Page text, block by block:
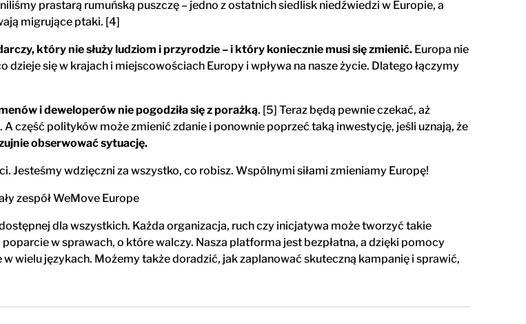
prastarą rumuńską puszczę – jedno z ostatnich siedlisk niedźwiedzi w Europie, a
migrujące ptaki. [4]
który nie służy ludziom i przyrodzie – i który koniecznie musi się zmienić. Europa nie
dzieje się w krajach i miejscowościach Europy i wpływa na nasze życie. Dlatego łączymy
i deweloperów nie pogodziła się z porażką. [5] Teraz będą pewnie czekać, aż
część polityków może zmienić zdanie i ponownie poprzeć taką inwestycję, jeśli uznają, że
obserwować sytuację.
Jesteśmy wdzięczni za wszystko, co robisz. Wspólnymi siłami zmieniamy Europę!
zespół WeMove Europe
dla wszystkich. Każda organizacja, ruch czy inicjatywa może tworzyć takie
poparcie w sprawach, o które walczy. Nasza platforma jest bezpłatna, a dzięki pomocy
wielu językach. Możemy także doradzić, jak zaplanować skuteczną kampanię i sprawić,